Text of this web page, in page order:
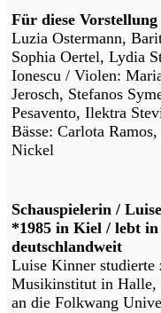
Für diese Vorstellung
Luzia Ostermann,
Sophia Oertel, Lydia
Ionescu / Violen:
Jerosch, Stefanos
Pesavento, Ilektra
Bässe: Carlota
Nickel
Schauspielerin /
*1985 in Kiel / lebt
deutschlandweit
Luise Kinner studierte
Musikinstitut in Halle,
an die Folkwang